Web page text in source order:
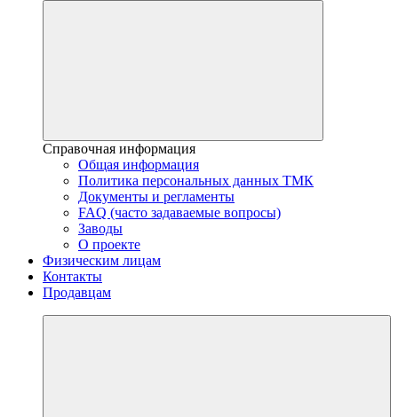
Справочная информация
Общая информация
Политика персональных данных ТМК
Документы и регламенты
FAQ (часто задаваемые вопросы)
Заводы
О проекте
Физическим лицам
Контакты
Продавцам